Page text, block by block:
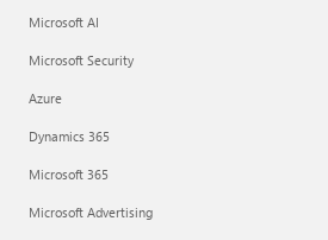
Microsoft AI
Microsoft Security
Azure
Dynamics 365
Microsoft 365
Microsoft Advertising